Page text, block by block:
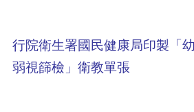
行院衛生署國民健康局印製「
弱視篩檢」衛教單張